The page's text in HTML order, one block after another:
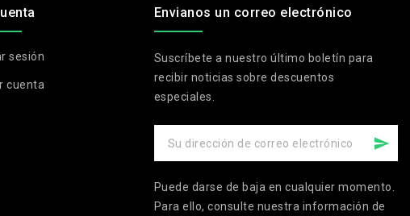
sesión
cuenta
Envianos un correo electrónico
Suscríbete a nuestro último boletín para
recibir noticias sobre descuentos
especiales.
Puede darse de baja en cualquier momento.
Para ello, consulte nuestra información de